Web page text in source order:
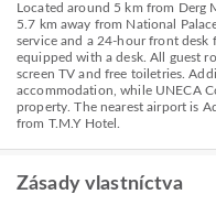
Located around 5 km from Derg
5.7 km away from National
service and a 24-hour front desk
equipped with a desk. All guest
screen TV and free toiletries.
accommodation, while UNECA
property. The nearest airport is
from T.M.Y Hotel.
Zásady vlastníctva